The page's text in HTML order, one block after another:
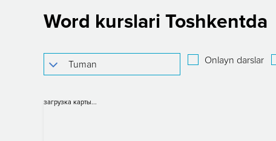
Word kurslari Toshkentda
Onlayn darslar
загрузка карты...